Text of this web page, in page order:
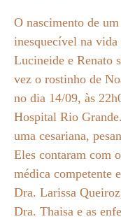
O nascimento de
inesquecível na
Lucineide e Renato
vez o rostinho de
no dia 14/09, às
Hospital Rio
uma cesariana,
Eles contaram com
médica competente
Dra. Larissa
Dra. Thaisa e as